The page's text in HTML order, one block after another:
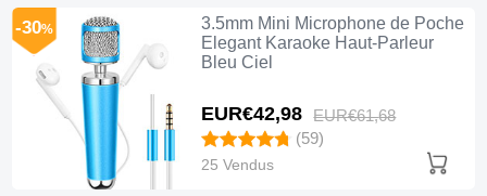
3.5mm Mini Microphone de Poche
Elegant Karaoke Haut-Parleur
Bleu Ciel
EUR€42,98 EUR€61,68
-30%
(59)
25 Vendus